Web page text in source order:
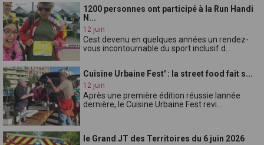
1200 personnes ont participé à la Run Handi
N...
12 juin
Cest devenu en quelques années un rendez-
vous incontournable du sport inclusif d...
Cuisine Urbaine Fest' : la street food fait s...
12 juin
Après une première édition réussie lannée
dernière, le Cuisine Urbaine Fest revi...
le Grand JT des Territoires du 6 juin 2026